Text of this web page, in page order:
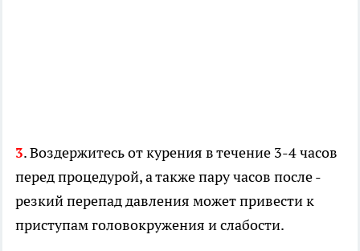
3. Воздержитесь от курения в течение 3-4 часов
перед процедурой, а также пару часов после -
резкий перепад давления может привести к
приступам головокружения и слабости.